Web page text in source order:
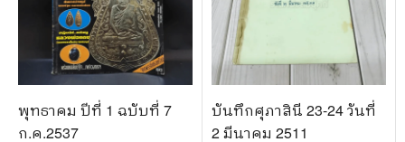
พุทธาคม ปีที่ 1 ฉบับที่ 7
ก.ค.2537
บันทึกศุภาสินี 23-24 วันที่
2 มีนาคม 2511